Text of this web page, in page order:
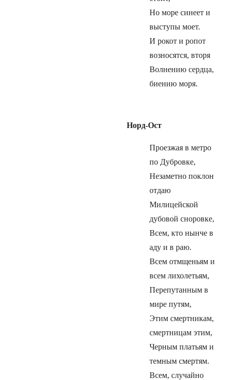
Но море синеет и
выступы моет.
И рокот и ропот
возносятся, вторя
Волнению сердца,
биению моря.
Норд-Ост
Проезжая в метро
по Дубровке,
Незаметно поклон
отдаю
Милицейской
дубовой сноровке,
Всем, кто нынче в
аду и в раю.
Всем отмщеньям и
всем лихолетьям,
Перепутанным в
мире путям,
Этим смертникам,
смертницам этим,
Черным платьям и
темным смертям.
Всем, случайно